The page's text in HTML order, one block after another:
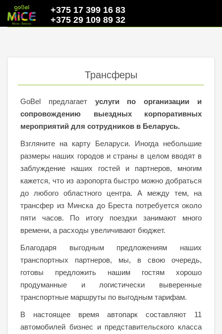
+375 17 399 16 83
+375 29 109 89 32
Трансферы
GoBel предлагаетуслуги по организации и
сопровождению выездных корпоративных
мероприятий для сотрудников в Беларусь.
Взгляните на карту Беларуси. Иногда небольшие
размеры наших городов и страны в целом вводят в
заблуждение наших гостей и партнеров, многим
кажется, что из аэропорта быстро можно добраться
до любого областного центра. А между тем, на
трансфер из Минска до Бреста потребуется около
пяти часов. По итогу поездки занимают много
времени, а расходы увеличивают бюджет.
Благодаря выгодным предложениям наших
транспортных партнеров, мы, в свою очередь,
готовы предложить нашим гостям хорошо
продуманные и логистически выверенные
транспортные маршруты по выгодным тарифам.
В настоящее время автопарк составляют 11
автомобилей бизнес и представительского класса